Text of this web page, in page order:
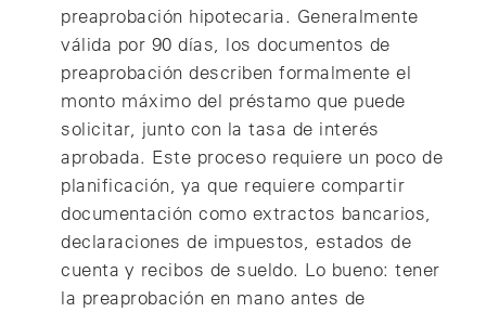
preaprobación hipotecaria. Generalmente
válida por 90 días, los documentos de
preaprobación describen formalmente el
monto máximo del préstamo que puede
solicitar, junto con la tasa de interés
aprobada. Este proceso requiere un poco de
planificación, ya que requiere compartir
documentación como extractos bancarios,
declaraciones de impuestos, estados de
cuenta y recibos de sueldo. Lo bueno: tener
la preaprobación en mano antes de